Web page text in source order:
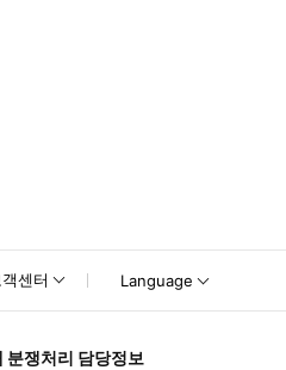
객센터 Language
분쟁처리 담당정보